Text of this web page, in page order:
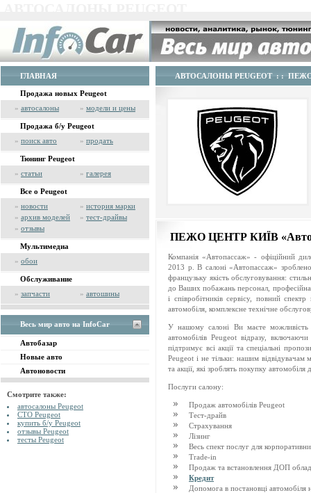
ГЛАВНАЯ
Продажа новых Peugeot
» автосалоны » модели и цены
Продажа б/у Peugeot
» поиск авто » продать
Тюнинг Peugeot
» статьи » галерея
Все о Peugeot
» новости » история марки
» архив моделей » тест-драйвы
» отзывы
Мультимедиа
» обои
Обслуживание
» запчасти » автошины
Весь мир авто на InfoCar
Автобазар
Новые авто
Автоновости
Смотрите также:
автосалоны Peugeot
СТО Peugeot
купить б/у Peugeot
отзывы Peugeot
тесты Peugeot
АВТОСАЛОНЫ PEUGEOT: : ПЕЖО
ПЕЖО ЦЕНТР КИЇВ
Компанія «Автопассаж» - офіційний
2013 р. В салоні «Автопассаж»
французьку якість обслуговування:
до Ваших побажань персонал, професійна
і співробітників сервісу, повний
автомобіля, комплексне технічне
У нашому салоні Ви маєте
автомобілів Peugeot відразу,
підтримує всі акції та спеціальні
Peugeot і не тільки: нашим відвідувачам
та акції, які зроблять покупку
Послуги салону:
Продаж автомобілів Peugeot
Тест-драйв
Страхування
Лізинг
Весь спект послуг для
Trade-in
Продаж та встановлення ДОП
Кредит
Допомога в постановці автомобіля